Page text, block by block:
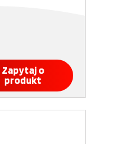
Zapytaj o
produkt